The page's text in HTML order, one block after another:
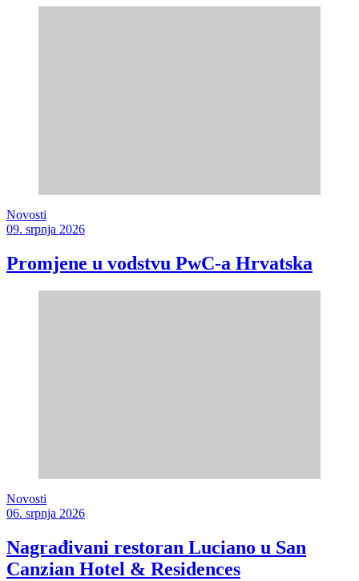
Novosti
09. srpnja 2026
Promjene u vodstvu PwC-a Hrvatska
Novosti
06. srpnja 2026
Nagrađivani restoran Luciano u San
Canzian Hotel & Residences